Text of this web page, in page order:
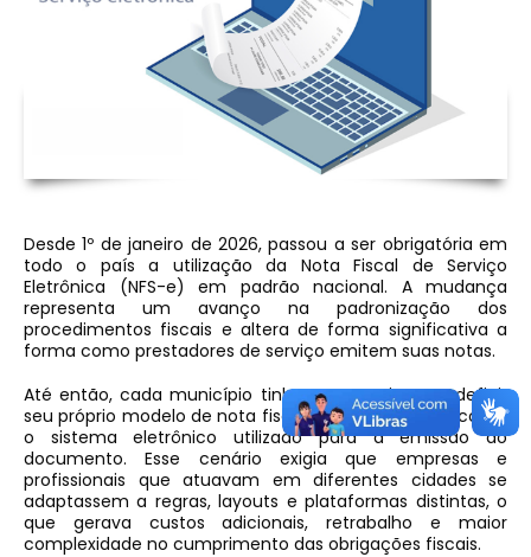
Desde 1º de janeiro de 2026, passou a ser obrigatória em
todo o país a utilização da Nota Fiscal de Serviço
Eletrônica (NFS-e) em padrão nacional. A mudança
representa um avanço na padronização dos
procedimentos fiscais e altera de forma significativa a
forma como prestadores de serviço emitem suas notas.
Até então, cada município tinha autonomia para definir
seu próprio modelo de nota fiscal de serviços, bem como
o sistema eletrônico utilizado para a emissão do
documento. Esse cenário exigia que empresas e
profissionais que atuavam em diferentes cidades se
adaptassem a regras, layouts e plataformas distintas, o
que gerava custos adicionais, retrabalho e maior
complexidade no cumprimento das obrigações fiscais.